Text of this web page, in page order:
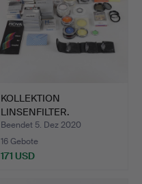
KOLLEKTION
LINSENFILTER.
Beendet 5. Dez 2020
16 Gebote
171 USD